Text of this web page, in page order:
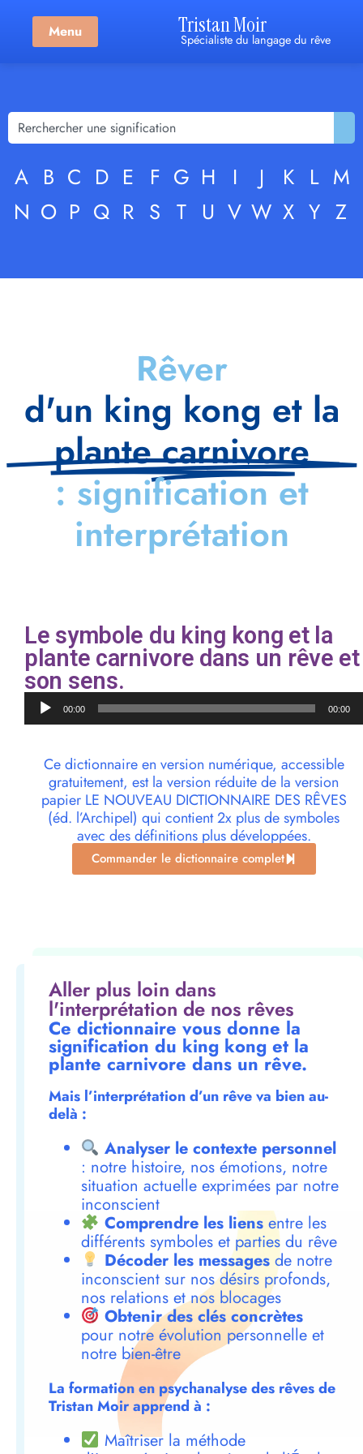
Menu Tristan Moir
Spécialiste du langage du rêve
A B C D E F G H I J K L M
N O P Q R S T U V W X Y Z
Rêver
d'un king kong et la
plante carnivore
: signification et
interprétation
Le symbole du king kong et la
plante carnivore dans un rêve et
son sens.
Lecteur
audio00:00 00:00
Ce dictionnaire en version numérique, accessible
gratuitement, est la version réduite de la version
papier LE NOUVEAU DICTIONNAIRE DES RÊVES
(éd. l’Archipel) qui contient 2x plus de symboles
avec des définitions plus développées.
Commander le dictionnaire complet
Aller plus loin dans
l'interprétation de nos rêves
Ce dictionnaire vous donne la
signification du king kong et la
plante carnivore dans un rêve.
Mais l’interprétation d’un rêve va bien au-
delà :
Analyser le contexte personnel
: notre histoire, nos émotions, notre
situation actuelle exprimées par notre
inconscient
Comprendre les liensentre les
différents symboles et parties du rêve
Décoder les messagesde notre
inconscient sur nos désirs profonds,
nos relations et nos blocages
Obtenir des clés concrètes
pour notre évolution personnelle et
notre bien-être
La formation en psychanalyse des rêves de
Tristan Moir apprend à :
Maîtriser la méthode